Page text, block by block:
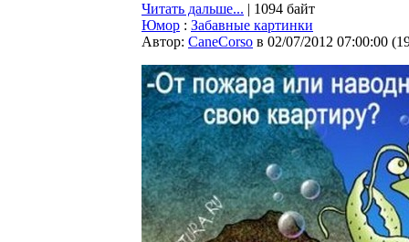
Читать дальше... | 1094 байт
Юмор : Забавные картинки
Автор: CaneCorso в 02/07/2012 07:00:00 (